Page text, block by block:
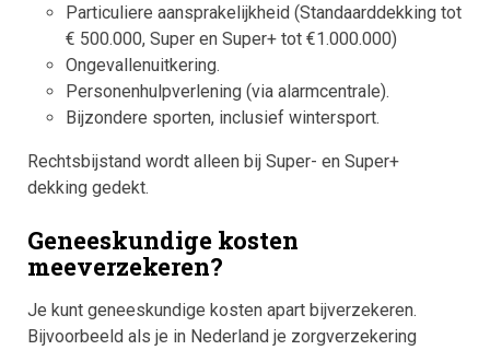
Particuliere aansprakelijkheid (Standaarddekking tot
€ 500.000, Super en Super+ tot €1.000.000)
Ongevallenuitkering.
Personenhulpverlening (via alarmcentrale).
Bijzondere sporten, inclusief wintersport.
Rechtsbijstand wordt alleen bij Super- en Super+
dekking gedekt.
Geneeskundige kosten
meeverzekeren?
Je kunt geneeskundige kosten apart bijverzekeren.
Bijvoorbeeld als je in Nederland je zorgverzekering